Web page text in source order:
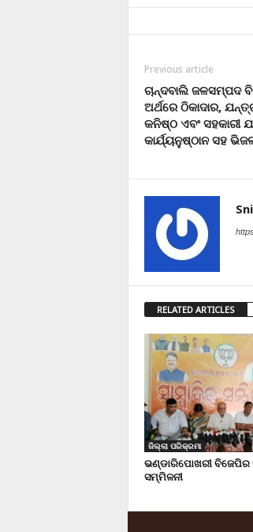
Previous article
ଚାନ୍ଦବାଲି ଜଳସମ୍ପଦ
ଅର୍ଥରେ ଠିକାଦାର,
କନିଷ୍ଠ ଏବଂ ସହକାରୀ
କାର୍ଯ୍ୟନୁଷ୍ଠାନ ସହ
RELATED ARTICLES
ଜିଲ୍ଲା ପରିକ୍ରମା
ଭଣ୍ଡାରିପୋଖରୀ ବିଜେପିର
ସମ୍ମିଳନୀ